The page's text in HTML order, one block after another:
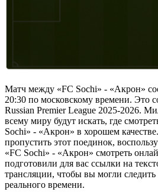
Матч между «FC Sochi» - «Акрон»
20:30 по московскому времени. Это
Russian Premier League 2025-2026.
всему миру будут искать, где
Sochi» - «Акрон» в хорошем
пропустить этот поединок,
«FC Sochi» - «Акрон» смотреть
подготовили для вас ссылки на
трансляции, чтобы вы могли
реального времени.